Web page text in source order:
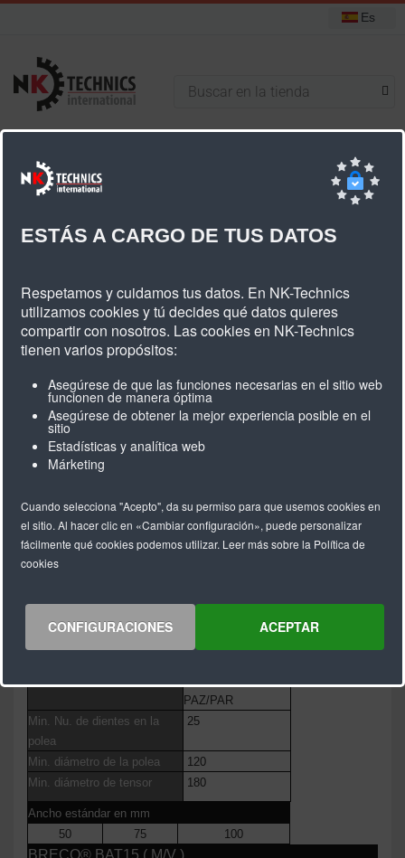
Es
+31 (0) 314 393751
Perfiles especiales
Correas Dentadas PU BAT15
M = Abierta
V = Empalmada
BRECO® BAT15 ( M/V
Rollo 50 & 100 m
a solicitud
Longitud mínima de correa
Color
PAZ/PAR
Min. Nu. de dientes en la
polea
25
Min. diámetro de la polea
120
Min. diámetro de tensor
180
Ancho estándar en mm
50
75 100
BRECO® BAT15 ( M/V )
ESTÁS A CARGO DE TUS DATOS
Respetamos y cuidamos tus datos. En NK-Technics
utilizamos cookies y tú decides qué datos quieres
compartir con nosotros. Las cookies en NK-Technics
tienen varios propósitos:
Asegúrese de que las funciones necesarias en el sitio web
funcionen de manera óptima
Asegúrese de obtener la mejor experiencia posible en el
sitio
Estadísticas y analítica web
Márketing
Cuando selecciona "Acepto", da su permiso para que usemos cookies en
el sitio. Al hacer clic en «Cambiar configuración», puede personalizar
fácilmente qué cookies podemos utilizar. Leer más sobre la Política de
cookies
ACEPTAR
CONFIGURACIONES